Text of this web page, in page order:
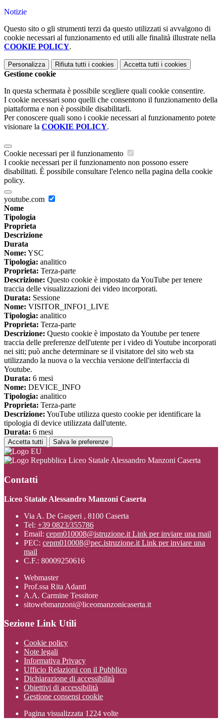
Notizie
Questo sito o gli strumenti terzi da questo utilizzati si avvalgono di
cookie necessari al funzionamento ed utili alle finalità illustrate nella
COOKIE POLICY.
Personalizza Rifiuta tutti i cookies Accetta tutti i cookies
Gestione cookie
In questa schermata è possibile scegliere quali cookie consentire.
I cookie necessari sono quelli che consentono il funzionamento della
piattaforma e non è possibile disabilitarli.
Per conoscere quali sono i cookie necessari al funzionamento potete
visionare la COOKIE POLICY.
Cookie necessari per il funzionamento
I cookie necessari per il funzionamento non possono essere
disabilitati. È possibile consultare l'elenco nella pagina della cookie
policy.
youtube.com
Nome
Tipologia
Proprieta
Descrizione
Durata
Nome: YSC
Tipologia: analitico
Proprieta: Terza-parte
Descrizione: Questo cookie è impostato da YouTube per tenere
traccia delle visualizzazioni dei video incorporati.
Durata: Sessione
Nome: VISITOR_INFO1_LIVE
Tipologia: analitico
Proprieta: Terza-parte
Descrizione: Questo cookie è impostato da Youtube per tenere
traccia delle preferenze dell'utente per i video di Youtube incorporati
nei siti; può anche determinare se il visitatore del sito web sta
utilizzando la nuova o la vecchia versione dell'interfaccia di
Youtube.
Durata: 6 mesi
Nome: DEVICE_INFO
Tipologia: analitico
Proprieta: Terza-parte
Descrizione: YouTube utilizza questo cookie per identificare la
tipologia di device utilizzata dall'utente.
Durata: 6 mesi
Accetta tutti Salva le preferenze
Liceo Statale Alessandro Manzoni Caserta
Contatti
Liceo Statale Alessandro Manzoni Caserta
Via A. De Gasperi , 8100 Caserta
Tel: +39 0823/355786
Email: cepm010008@istruzione.it Link per inviare una mail
PEC: cepm010008@pec.istruzione.it Link per inviare una
mail
C.F.: 80009250616
Webmaster
Prof.ssa Rita Adanti
A.A. Carmine Tessitore
sitowebmanzoni@liceomanzonicaserta.it
Sezione Link Utili
Cookie policy
Note legali
Informativa Privacy
Ufficio Relazioni con il Pubblico
Dichiarazione di accessibilità
Obiettivi di accessibilità
Gestione consensi cookie
Pagina visualizzata 1224 volte